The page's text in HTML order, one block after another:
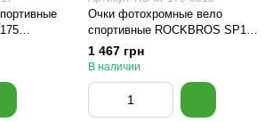
Очки фотохромные вело
спортивные ROCKBROS SP179
Черные
1 467 грн
В наличии